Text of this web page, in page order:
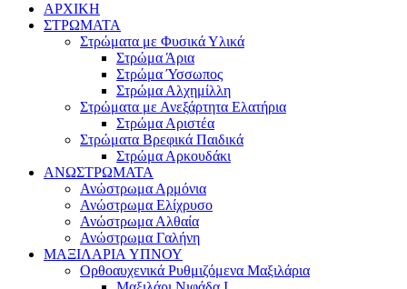
ΑΡΧΙΚΗ
ΣΤΡΩΜΑΤΑ
Στρώματα με Φυσικά Υλικά
Στρώμα Άρια
Στρώμα Ύσσωπος
Στρώμα Αλχημίλλη
Στρώματα με Ανεξάρτητα Ελατήρια
Στρώμα Αριστέα
Στρώματα Βρεφικά Παιδικά
Στρώμα Αρκουδάκι
ΑΝΩΣΤΡΩΜΑΤΑ
Ανώστρωμα Αρμόνια
Ανώστρωμα Ελίχρυσο
Ανώστρωμα Αλθαία
Ανώστρωμα Γαλήνη
ΜΑΞΙΛΑΡΙΑ YΠΝΟΥ
Ορθοαυχενικά Ρυθμιζόμενα Μαξιλάρια